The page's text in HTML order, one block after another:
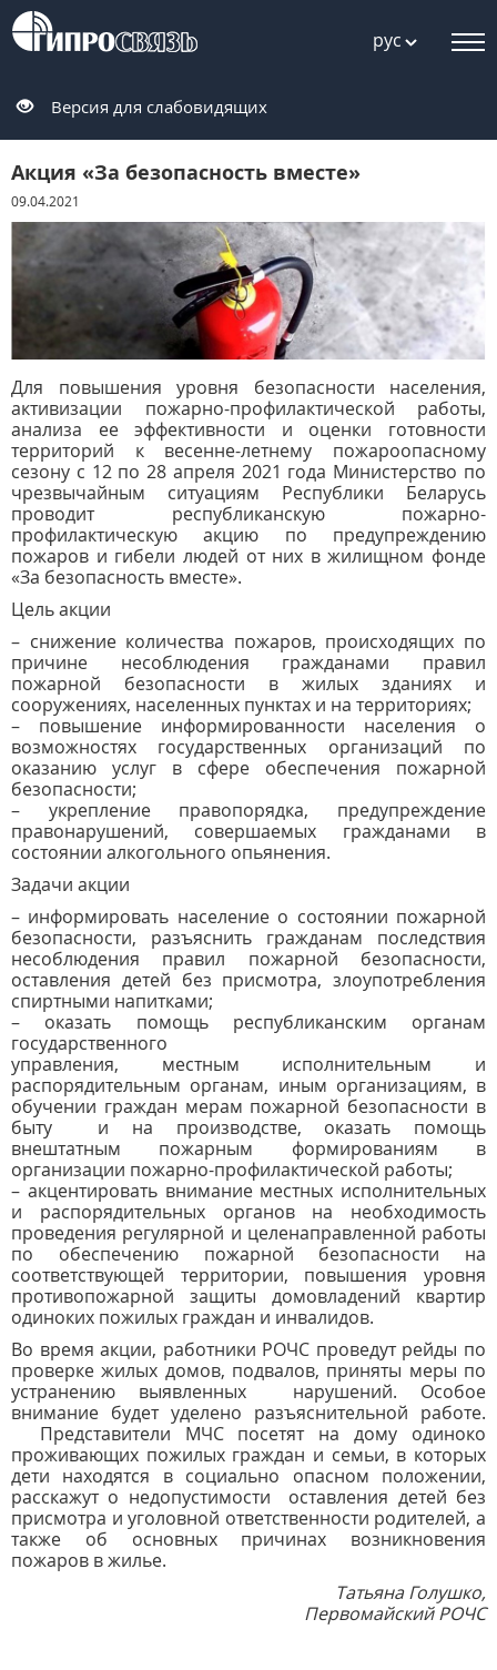
рус
Версия для слабовидящих
Акция «За безопасность вместе»
09.04.2021
Для повышения уровня безопасности населения,
активизации пожарно-профилактической работы,
анализа ее эффективности и оценки готовности
территорий к весенне-летнему пожароопасному
сезону с 12 по 28 апреля 2021 года Министерство по
чрезвычайным ситуациям Республики Беларусь
проводит республиканскую пожарно-
профилактическую акцию по предупреждению
пожаров и гибели людей от них в жилищном фонде
«За безопасность вместе».
Цель акции
– снижение количества пожаров, происходящих по
причине несоблюдения гражданами правил
пожарной безопасности в жилых зданиях и
сооружениях, населенных пунктах и на территориях;
– повышение информированности населения о
возможностях государственных организаций по
оказанию услуг в сфере обеспечения пожарной
безопасности;
– укрепление правопорядка, предупреждение
правонарушений, совершаемых гражданами в
состоянии алкогольного опьянения.
Задачи акции
– информировать население о состоянии пожарной
безопасности, разъяснить гражданам последствия
несоблюдения правил пожарной безопасности,
оставления детей без присмотра, злоупотребления
спиртными напитками;
– оказать помощь республиканским органам
государственного
управления, местным исполнительным и
распорядительным органам, иным организациям, в
обучении граждан мерам пожарной безопасности в
быту и на производстве, оказать помощь
внештатным пожарным формированиям в
организации пожарно-профилактической работы;
– акцентировать внимание местных исполнительных
и распорядительных органов на необходимость
проведения регулярной и целенаправленной работы
по обеспечению пожарной безопасности на
соответствующей территории, повышения уровня
противопожарной защиты домовладений квартир
одиноких пожилых граждан и инвалидов.
Во время акции, работники РОЧС проведут рейды по
проверке жилых домов, подвалов, приняты меры по
устранению выявленных нарушений. Особое
внимание будет уделено разъяснительной работе.
Представители МЧС посетят на дому одиноко
проживающих пожилых граждан и семьи, в которых
дети находятся в социально опасном положении,
расскажут о недопустимости оставления детей без
присмотра и уголовной ответственности родителей, а
также об основных причинах возникновения
пожаров в жилье.
Татьяна Голушко,
Первомайский РОЧС